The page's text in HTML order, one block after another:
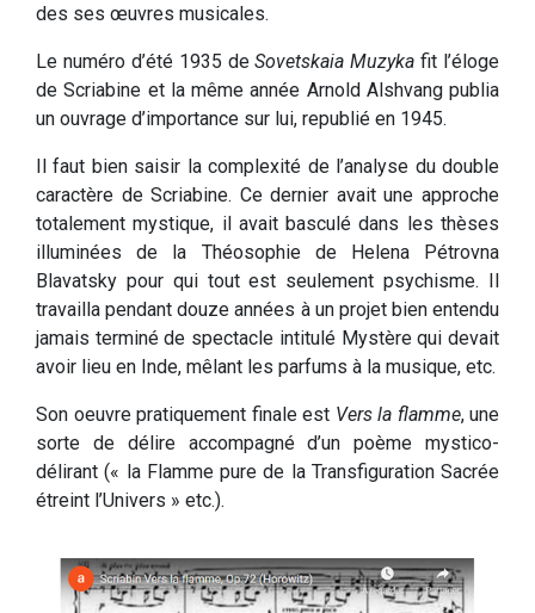
des ses œuvres musicales.
Le numéro d’été 1935 deSovetskaia Muzyka fit l’éloge
de Scriabine et la même année Arnold Alshvang publia
un ouvrage d’importance sur lui, republié en 1945.
Il faut bien saisir la complexité de l’analyse du double
caractère de Scriabine. Ce dernier avait une approche
totalement mystique, il avait basculé dans les thèses
illuminées de la Théosophie de Helena Pétrovna
Blavatsky pour qui tout est seulement psychisme. Il
travailla pendant douze années à un projet bien entendu
jamais terminé de spectacle intitulé Mystère qui devait
avoir lieu en Inde, mêlant les parfums à la musique, etc.
Son oeuvre pratiquement finale est Vers la flamme, une
sorte de délire accompagné d’un poème mystico-
délirant (« la Flamme pure de la Transfiguration Sacrée
étreint l’Univers » etc.).